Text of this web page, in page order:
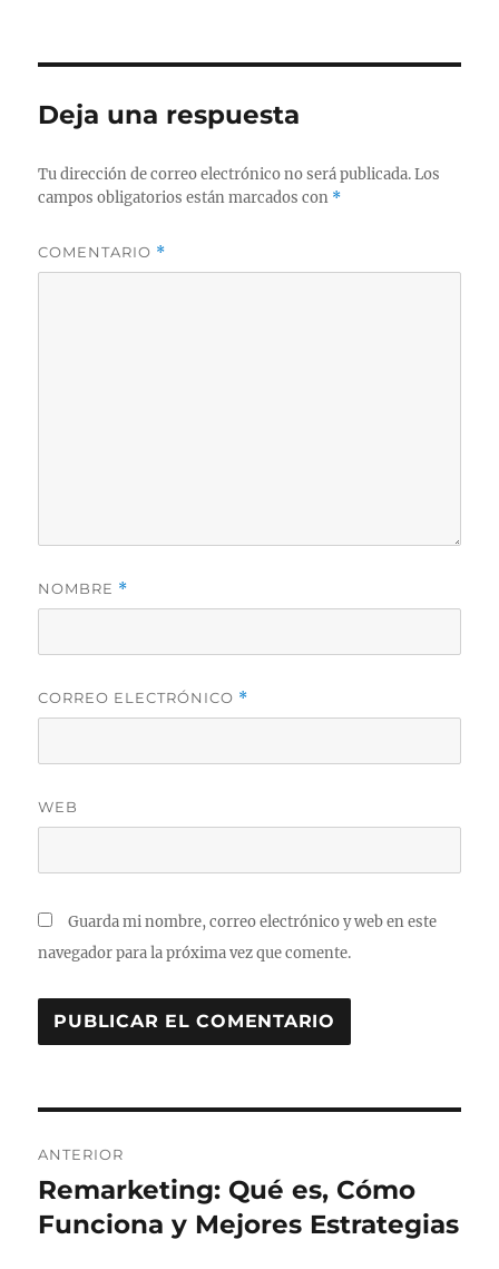
l
a
s
Deja una respuesta
Tu dirección de correo electrónico no será publicada. Los
campos obligatorios están marcados con *
COMENTARIO *
NOMBRE *
CORREO ELECTRÓNICO *
WEB
Guarda mi nombre, correo electrónico y web en este
navegador para la próxima vez que comente.
a
v
ANTERIOR
E
n
Remarketing: Qué es, Cómo
Funciona y Mejores Estrategias